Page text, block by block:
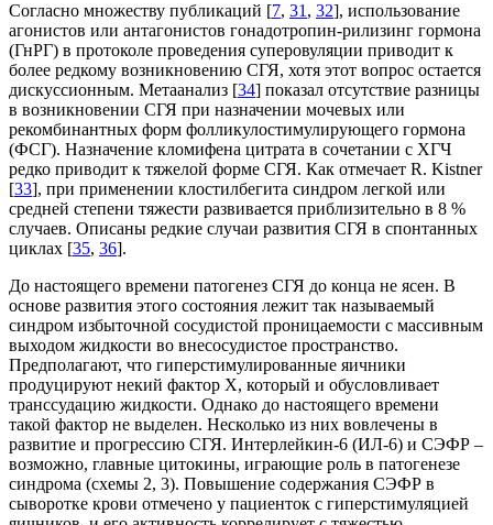
Согласно множеству публикаций [7, 31 , 32], использование
агонистов или антагонистов гонадотропин-рилизинг гормона
(ГнРГ) в протоколе проведения суперовуляции приводит к
более редкому возникновению СГЯ, хотя этот вопрос остается
дискуссионным. Метаанализ [34] показал отсутствие разницы
в возникновении СГЯ при назначении мочевых или
рекомбинантных форм фолликулостимулирующего гормона
(ФСГ). Назначение кломифена цитрата в сочетании с ХГЧ
редко приводит к тяжелой форме СГЯ. Как отмечает R. Kistner
[33], при применении клостилбегита синдром легкой или
средней степени тяжести развивается приблизительно в 8 %
случаев. Описаны редкие случаи развития СГЯ в спонтанных
циклах [35, 36].
До настоящего времени патогенез СГЯ до конца не ясен. В
основе развития этого со­стояния лежит так называемый
синдром избыточной сосудистой проницаемости с массивным
выходом жидкости во внесосудистое про­странство.
Предполагают, что гиперстимулированные яичники
продуцируют некий фактор X, который и обусловливает
транс­судацию жидкости. Однако до настоящего времени
такой фактор не выделен. Несколько из них вовлечены в
развитие и прогрессию СГЯ. Интерлейкин-6 (ИЛ-6) и СЭФР –
возможно, главные цитокины, играющие роль в патогенезе
синдрома (схемы 2, 3). Повышение содержания СЭФР в
сыворотке крови отмечено у пациенток с гиперстимуляцией